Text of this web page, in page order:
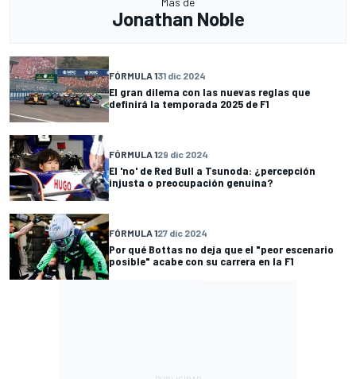
Jonathan Noble
FÓRMULA 131 dic 2024
El gran dilema con las nuevas reglas que
definirá la temporada 2025 de F1
FÓRMULA 129 dic 2024
El 'no' de Red Bull a Tsunoda: ¿percepción
injusta o preocupación genuina?
FÓRMULA 127 dic 2024
Por qué Bottas no deja que el "peor escenario
posible" acabe con su carrera en la F1